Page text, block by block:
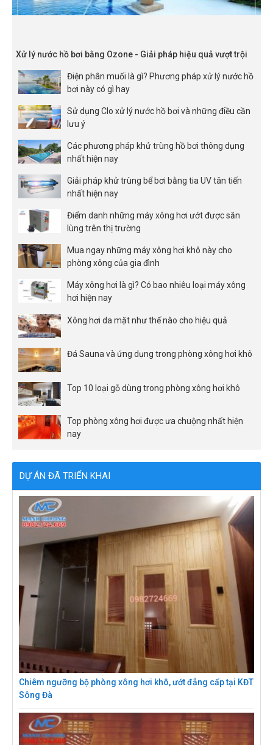
Xử lý nước hồ bơi bằng Ozone - Giải pháp hiệu quả vượt trội
Điện phân muối là gì? Phương pháp xử lý nước hồ
bơi này có gì hay
Sử dụng Clo xử lý nước hồ bơi và những điều cần
lưu ý
Các phương pháp khử trùng hồ bơi thông dụng
nhất hiện nay
Giải pháp khử trùng bể bơi bằng tia UV tân tiến
nhất hiện nay
Điểm danh những máy xông hơi ướt được săn
lùng trên thị trường
Mua ngay những máy xông hơi khô này cho
phòng xông của gia đình
Máy xông hơi là gì? Có bao nhiêu loại máy xông
hơi hiện nay
Xông hơi da mặt như thế nào cho hiệu quả
Đá Sauna và ứng dụng trong phòng xông hơi khô
Top 10 loại gỗ dùng trong phòng xông hơi khô
Top phòng xông hơi được ưa chuộng nhất hiện
nay
DỰ ÁN ĐÃ TRIỂN KHAI
Chiêm ngưỡng bộ phòng xông hơi khô, ướt đẳng cấp tại KĐT
Sông Đà